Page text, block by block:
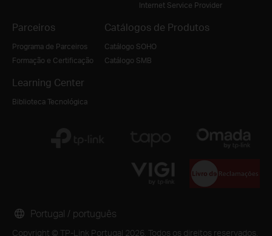
Internet Service Provider
Parceiros
Programa de Parceiros
Formação e Certificação
Catálogos de Produtos
Catálogo SOHO
Catálogo SMB
Learning Center
Biblioteca Tecnológica
Copyright © TP-Link Portugal 2026. Todos os direitos reservados.
Portugal / português